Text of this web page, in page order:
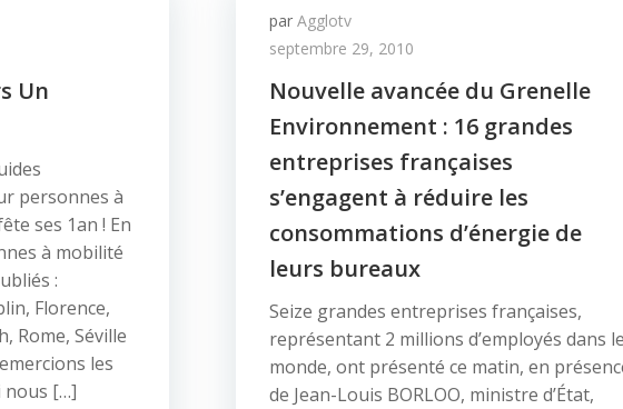
Un
personnes à
ses 1an ! En
à mobilité
:
Florence,
Rome, Séville
les
nous […]
par Agglotv
septembre 29, 2010
Nouvelle avancée du Grenelle
Environnement : 16 grandes
entreprises françaises
s’engagent à réduire les
consommations d’énergie de
leurs bureaux
Seize grandes entreprises françaises,
représentant 2 millions d’employés dans
monde, ont présenté ce matin, en
de Jean-Louis BORLOO, ministre d’État,